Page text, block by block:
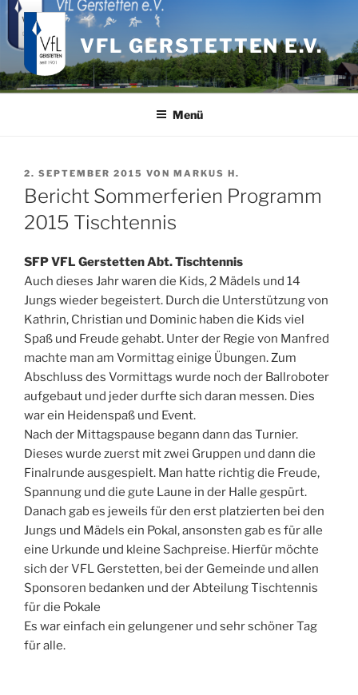
Zum
Inhalt
springen
VFL GERSTETTEN E.V.
Menü
VERÖFFENTLICHT
AM
2. SEPTEMBER 2015 VON MARKUS H.
Bericht Sommerferien Programm
2015 Tischtennis
SFP VFL Gerstetten Abt. Tischtennis
Auch dieses Jahr waren die Kids, 2 Mädels und 14
Jungs wieder begeistert. Durch die Unterstützung von
Kathrin, Christian und Dominic haben die Kids viel
Spaß und Freude gehabt. Unter der Regie von Manfred
machte man am Vormittag einige Übungen. Zum
Abschluss des Vormittags wurde noch der Ballroboter
aufgebaut und jeder durfte sich daran messen. Dies
war ein Heidenspaß und Event.
Nach der Mittagspause begann dann das Turnier.
Dieses wurde zuerst mit zwei Gruppen und dann die
Finalrunde ausgespielt. Man hatte richtig die Freude,
Spannung und die gute Laune in der Halle gespürt.
Danach gab es jeweils für den erst platzierten bei den
Jungs und Mädels ein Pokal, ansonsten gab es für alle
eine Urkunde und kleine Sachpreise. Hierfür möchte
sich der VFL Gerstetten, bei der Gemeinde und allen
Sponsoren bedanken und der Abteilung Tischtennis
für die Pokale
Es war einfach ein gelungener und sehr schöner Tag
für alle.